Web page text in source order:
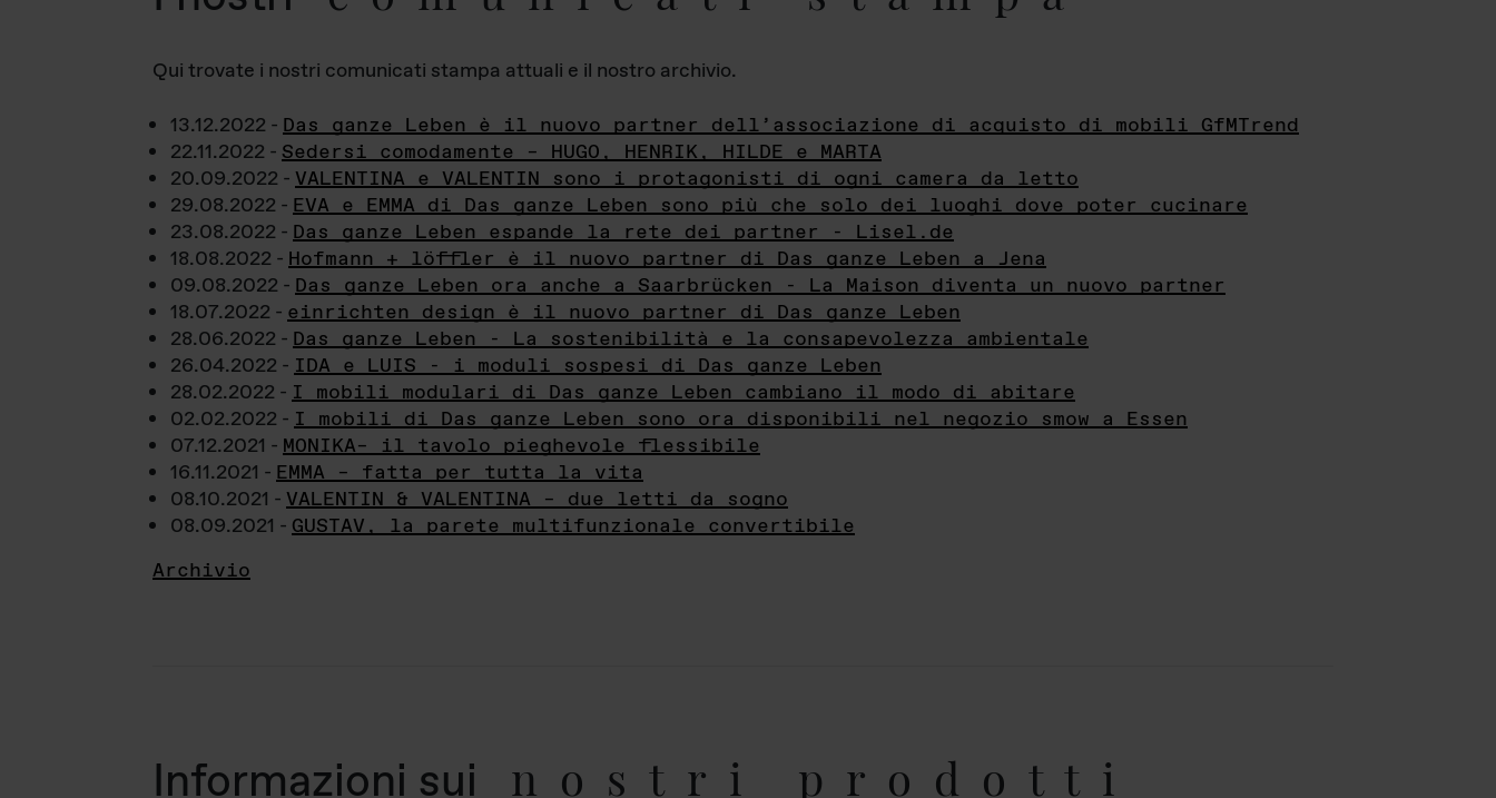
Qui trovate i nostri comunicati stampa attuali e il nostro archivio.
13.12.2022 - Das ganze Leben è il nuovo partner dell’associazione di acquisto di mobili GfMTrend
22.11.2022 - Sedersi comodamente – HUGO, HENRIK, HILDE e MARTA
20.09.2022 - VALENTINA e VALENTIN sono i protagonisti di ogni camera da letto
29.08.2022 - EVA e EMMA di Das ganze Leben sono più che solo dei luoghi dove poter cucinare
23.08.2022 - Das ganze Leben espande la rete dei partner - Lisel.de
18.08.2022 - Hofmann + löffler è il nuovo partner di Das ganze Leben a Jena
09.08.2022 - Das ganze Leben ora anche a Saarbrücken - La Maison diventa un nuovo partner
18.07.2022 - einrichten design è il nuovo partner di Das ganze Leben
28.06.2022 - Das ganze Leben - La sostenibilità e la consapevolezza ambientale
26.04.2022 - IDA e LUIS - i moduli sospesi di Das ganze Leben
28.02.2022 - I mobili modulari di Das ganze Leben cambiano il modo di abitare
02.02.2022 - I mobili di Das ganze Leben sono ora disponibili nel negozio smow a Essen
07.12.2021 - MONIKA– il tavolo pieghevole flessibile
16.11.2021 - EMMA – fatta per tutta la vita
08.10.2021 - VALENTIN & VALENTINA – due letti da sogno
08.09.2021 - GUSTAV, la parete multifunzionale convertibile
Archivio
Informazioni sui nostri prodotti